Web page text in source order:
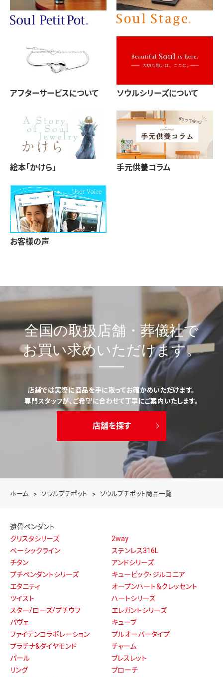
ホーム ソウルプチポット ソウルプチポット商品一覧
アフターサービスについて ソウルシリーズについて
絵本「かけら」 手元供養コラム
お客様の声
全国の取扱店舗・葬儀社で
お買い求めいただけます。
店舗では実際に商品を手に取ってお確かめいただけます。
専門スタッフが、ご希望に合わせて丁寧にご案内いたします。
店舗を探す
遺骨ペンダント
クリスタシリーズ
2way
ベーシックライン
ステンレス316L
チタン
アンドシリーズ
プチペンダントシリーズ
キュービック・ジルコニア
エタニティ
オープンハート＆クレッセント
ツイスト
ハートシリーズ
スター/ローズ/プチウフ
エレガントシリーズ
パヴェ
キューブ
ファイテンコラボレーション
プルオーバータイプ
プラチナ&ダイヤモンド
チャーム
パール
ブレスレット
リング
ブローチ